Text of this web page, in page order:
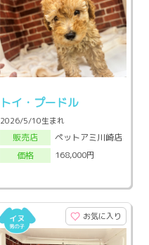
トイ・プードル
2026/5/10生まれ
販売店
ペットアミ川崎店
価格
168,000円
お気に入り